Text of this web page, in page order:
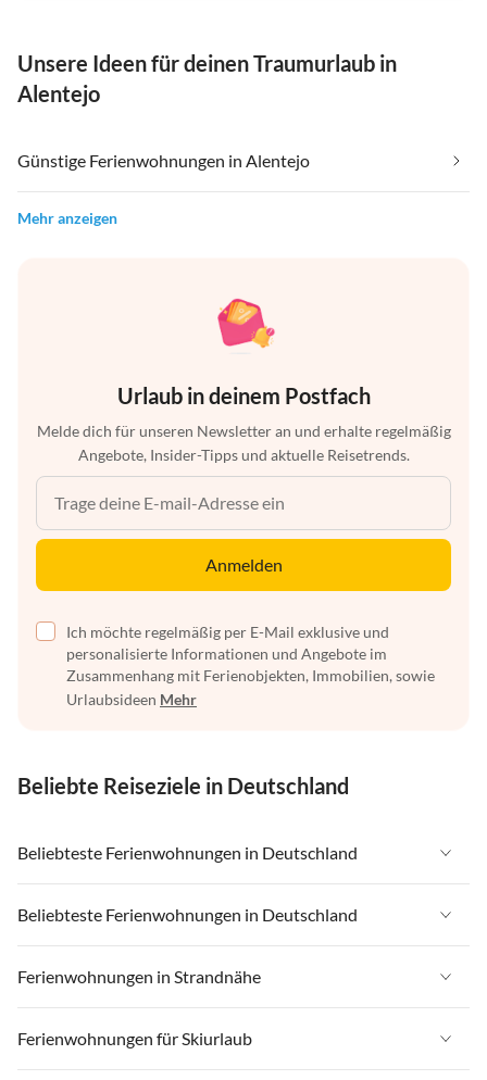
Unsere Ideen für deinen Traumurlaub in
Alentejo
Günstige Ferienwohnungen in Alentejo
Mehr anzeigen
Urlaub in deinem Postfach
Melde dich für unseren Newsletter an und erhalte regelmäßig
Angebote, Insider-Tipps und aktuelle Reisetrends.
Anmelden
Ich möchte regelmäßig per E-Mail exklusive und
personalisierte Informationen und Angebote im
Zusammenhang mit Ferienobjekten, Immobilien, sowie
Urlaubsideen Mehr
Beliebte Reiseziele in Deutschland
Beliebteste Ferienwohnungen in Deutschland
Ferienwohnungen in Deutschland
Ferienwohnungen in Ostsee
Ferienwohnungen in Nordsee
Ferienwohnungen in Mecklenburg-Vorpommern
Beliebteste Ferienwohnungen in Deutschland
Ferienwohnungen in Deutschland
Ferienwohnungen in Ostsee
Ferienwohnungen in Nordsee
Ferienwohnungen in Strandnähe
Ferienwohnungen in Strandnähe in Deutschland
Ferienwohnungen in Strandnähe in Ostsee
Ferienwohnungen für Skiurlaub